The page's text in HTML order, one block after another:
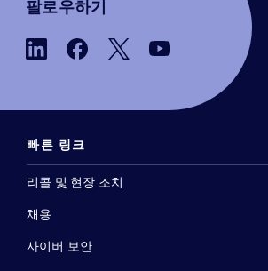
팔로우하기
빠른 링크
리콜 및 현장 조치
채용
사이버 보안